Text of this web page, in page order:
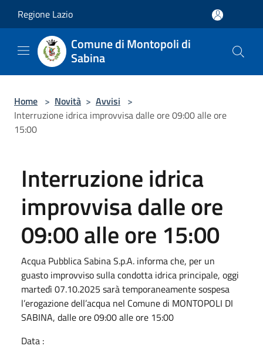
Regione Lazio
Comune di Montopoli di
Sabina
Home > Novità > Avvisi >
Interruzione idrica improvvisa dalle ore 09:00 alle ore
15:00
Interruzione idrica
improvvisa dalle ore
09:00 alle ore 15:00
Acqua Pubblica Sabina S.p.A. informa che, per un
guasto improvviso sulla condotta idrica principale, oggi
martedì 07.10.2025 sarà temporaneamente sospesa
l’erogazione dell’acqua nel Comune di MONTOPOLI DI
SABINA, dalle ore 09:00 alle ore 15:00
Data :